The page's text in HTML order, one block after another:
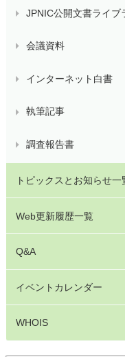
JPNIC公開文書ライブ
会議資料
インターネット白書
執筆記事
調査報告書
トピックスとお知らせ一
Web更新履歴一覧
Q&A
イベントカレンダー
WHOIS